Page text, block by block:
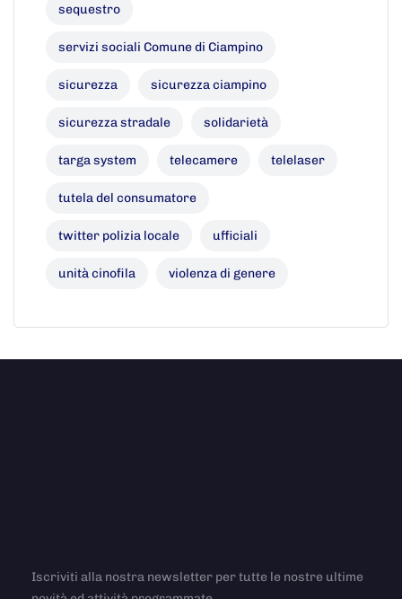
sequestro
servizi sociali Comune di Ciampino
sicurezza sicurezza ciampino
sicurezza stradale solidarietà
targa system telecamere telelaser
tutela del consumatore
twitter polizia locale ufficiali
unità cinofila violenza di genere
Iscriviti alla nostra newsletter per tutte le nostre ultime